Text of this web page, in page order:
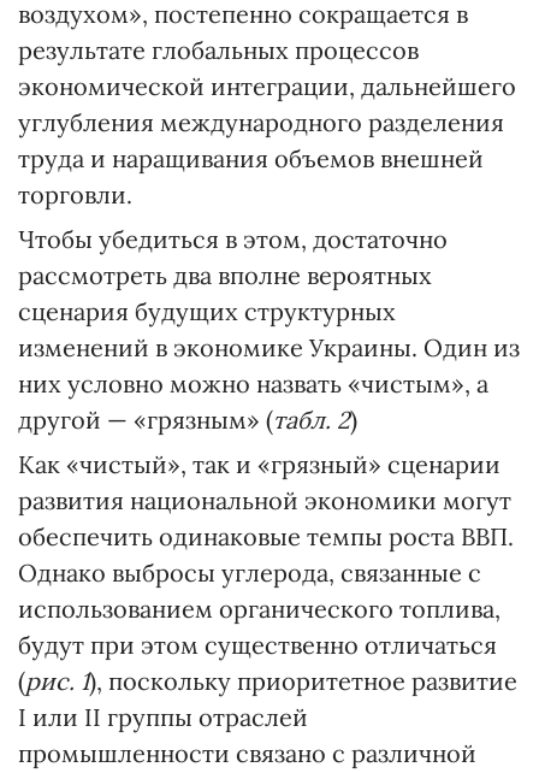
воздухом», постепенно сокращается в
результате глобальных процессов
экономической интеграции, дальнейшего
углубления международного разделения
труда и наращивания объемов внешней
торговли.
Чтобы убедиться в этом, достаточно
рассмотреть два вполне вероятных
сценария будущих структурных
изменений в экономике Украины. Один из
них условно можно назвать «чистым», а
другой — «грязным» (табл. 2)
Как «чистый», так и «грязный» сценарии
развития национальной экономики могут
обеспечить одинаковые темпы роста ВВП.
Однако выбросы углерода, связанные с
использованием органического топлива,
будут при этом существенно отличаться
(рис. 1), поскольку приоритетное развитие
I или II группы отраслей
промышленности связано с различной